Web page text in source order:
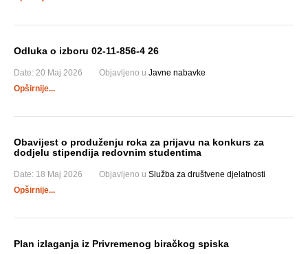
Odluka o izboru 02-11-856-4 26
Date: 20 Maj 2026 Objavljeno u Javne nabavke
Opširnije...
Obavijest o produženju roka za prijavu na konkurs za
dodjelu stipendija redovnim studentima
Date: 18 Maj 2026 Objavljeno u Služba za društvene djelatnosti
Opširnije...
Plan izlaganja iz Privremenog biračkog spiska